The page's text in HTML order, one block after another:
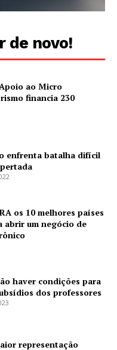
de novo!
ao Micro
financia 230
enfrenta batalha difícil
os 10 melhores países
abrir um negócio de
haver condições para
dos professores
representação